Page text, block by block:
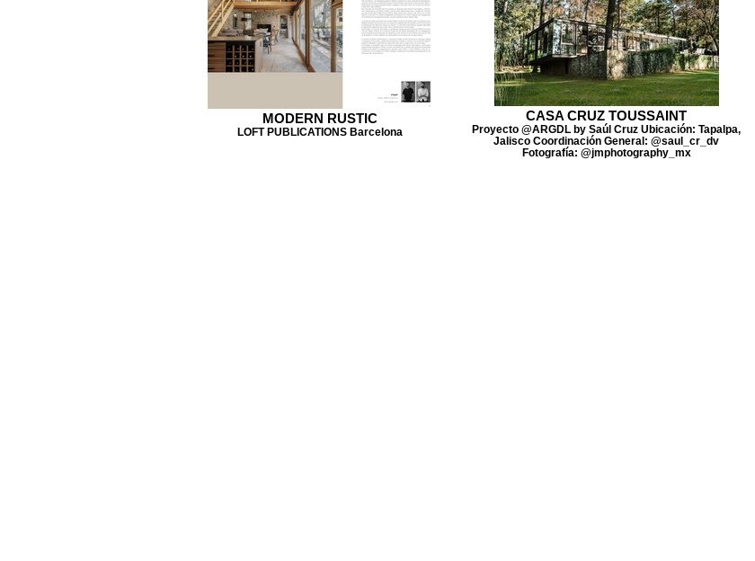
MODERN RUSTIC
LOFT PUBLICATIONS Barcelona
CASA CRUZ TOUSSAINT
Proyecto @ARGDL by Saúl Cruz Ubicación: Tapalpa,
Jalisco Coordinación General: @saul_cr_dv
Fotografía: @jmphotography_mx